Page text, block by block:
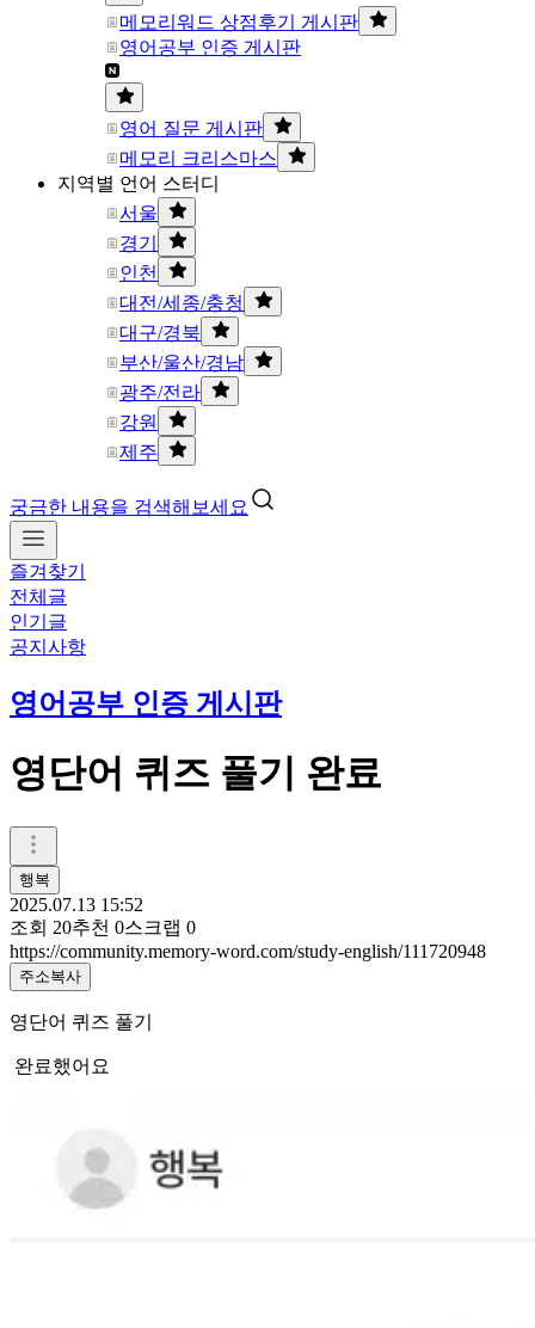
메모리워드 상점후기 게시판
영어공부 인증 게시판
영어 질문 게시판
메모리 크리스마스
지역별 언어 스터디
서울
경기
인천
대전/세종/충청
대구/경북
부산/울산/경남
광주/전라
강원
제주
궁금한 내용을 검색해보세요
즐겨찾기
전체글
인기글
공지사항
영어공부 인증 게시판
영단어 퀴즈 풀기 완료
행복
2025.07.13 15:52
조회 20추천 0스크랩 0
https://community.memory-word.com/study-english/111720948
주소복사
영단어 퀴즈 풀기
완료했어요